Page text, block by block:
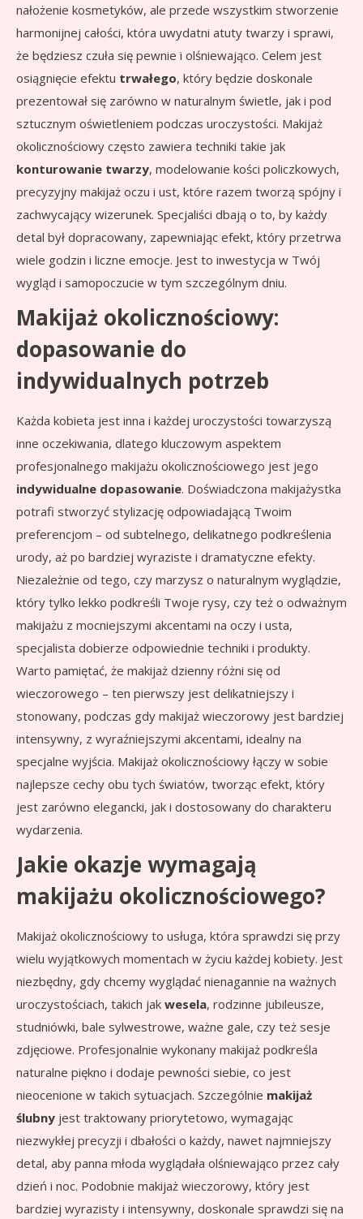
nałożenie kosmetyków, ale przede wszystkim stworzenie
harmonijnej całości, która uwydatni atuty twarzy i sprawi,
że będziesz czuła się pewnie i olśniewająco. Celem jest
osiągnięcie efektu trwałego, który będzie doskonale
prezentował się zarówno w naturalnym świetle, jak i pod
sztucznym oświetleniem podczas uroczystości. Makijaż
okolicznościowy często zawiera techniki takie jak
konturowanie twarzy, modelowanie kości policzkowych,
precyzyjny makijaż oczu i ust, które razem tworzą spójny i
zachwycający wizerunek. Specjaliści dbają o to, by każdy
detal był dopracowany, zapewniając efekt, który przetrwa
wiele godzin i liczne emocje. Jest to inwestycja w Twój
wygląd i samopoczucie w tym szczególnym dniu.
Makijaż okolicznościowy:
dopasowanie do
indywidualnych potrzeb
Każda kobieta jest inna i każdej uroczystości towarzyszą
inne oczekiwania, dlatego kluczowym aspektem
profesjonalnego makijażu okolicznościowego jest jego
indywidualne dopasowanie. Doświadczona makijażystka
potrafi stworzyć stylizację odpowiadającą Twoim
preferencjom – od subtelnego, delikatnego podkreślenia
urody, aż po bardziej wyraziste i dramatyczne efekty.
Niezależnie od tego, czy marzysz o naturalnym wyglądzie,
który tylko lekko podkreśli Twoje rysy, czy też o odważnym
makijażu z mocniejszymi akcentami na oczy i usta,
specjalista dobierze odpowiednie techniki i produkty.
Warto pamiętać, że makijaż dzienny różni się od
wieczorowego – ten pierwszy jest delikatniejszy i
stonowany, podczas gdy makijaż wieczorowy jest bardziej
intensywny, z wyraźniejszymi akcentami, idealny na
specjalne wyjścia. Makijaż okolicznościowy łączy w sobie
najlepsze cechy obu tych światów, tworząc efekt, który
jest zarówno elegancki, jak i dostosowany do charakteru
wydarzenia.
Jakie okazje wymagają
makijażu okolicznościowego?
Makijaż okolicznościowy to usługa, która sprawdzi się przy
wielu wyjątkowych momentach w życiu każdej kobiety. Jest
niezbędny, gdy chcemy wyglądać nienagannie na ważnych
uroczystościach, takich jak wesela, rodzinne jubileusze,
studniówki, bale sylwestrowe, ważne gale, czy też sesje
zdjęciowe. Profesjonalnie wykonany makijaż podkreśla
naturalne piękno i dodaje pewności siebie, co jest
nieocenione w takich sytuacjach. Szczególnie makijaż
ślubny jest traktowany priorytetowo, wymagając
niezwykłej precyzji i dbałości o każdy, nawet najmniejszy
detal, aby panna młoda wyglądała olśniewająco przez cały
dzień i noc. Podobnie makijaż wieczorowy, który jest
bardziej wyrazisty i intensywny, doskonale sprawdzi się na